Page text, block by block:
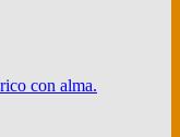
con alma.